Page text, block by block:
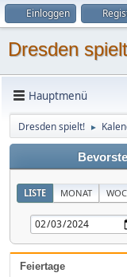
Einloggen
Dresden
Hauptmenü
Dresden spielt! ►
LISTE MONAT
Feiertage